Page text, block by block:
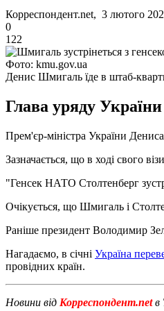
Корреспондент.net, 3 лютого
0
122
Фото: kmu.gov.ua
Денис Шмигаль їде в штаб-
Глава уряду
Прем'єр-міністра України
Зазначається, що в ході свого
"Генсек НАТО Столтенберг
Очікується, що Шмигаль і
Раніше президент Володимир
Нагадаємо, в січні Україна
провідних країн.
Новини від Корреспондент.netв